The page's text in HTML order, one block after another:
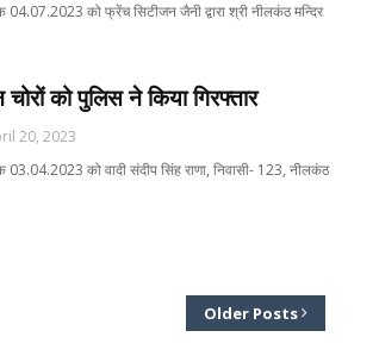
04.07.2023 को फ्रेंच सिटीजन जैनी द्वारा श्री नीलकंठ मन्दिर
चोरों को पुलिस ने किया गिरफ्तार
20, 2023
03.04.2023 को वादी संदीप सिंह राणा, निवासी- 123, नीलकंठ
Older Posts